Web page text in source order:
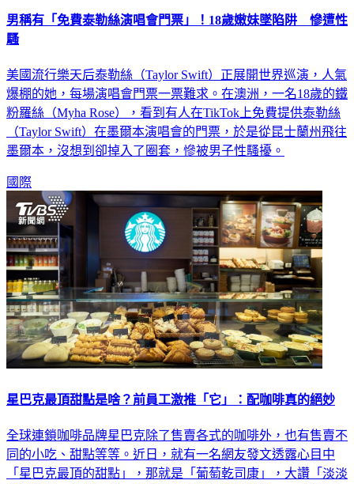
男稱有「免費泰勒絲演唱會門票」！18歲嫩妹墜陷阱 慘遭性
騷
美國流行樂天后泰勒絲（Taylor Swift）正展開世界巡演，人氣
爆棚的她，每場演唱會門票一票難求。在澳洲，一名18歲的鐵
粉羅絲（Myha Rose），看到有人在TikTok上免費提供泰勒絲
（Taylor Swift）在墨爾本演唱會的門票，於是從昆士蘭州飛往
墨爾本，沒想到卻掉入了圈套，慘被男子性騷擾。
國際
星巴克最頂甜點是啥？前員工激推「它」：配咖啡真的絕妙
全球連鎖咖啡品牌星巴克除了售賣各式的咖啡外，也有售賣不
同的小吃、甜點等等。近日，就有一名網友發文透露心目中
「星巴克最頂的甜點」，那就是「葡萄乾司康」，大讚「淡淡